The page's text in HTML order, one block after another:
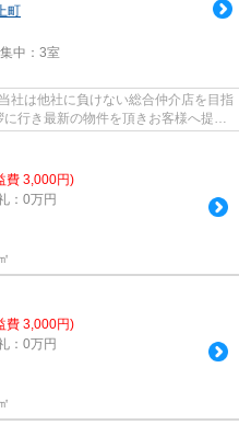
町
中： 3室
社は他社に負けない総合仲介店を目指
行き最新の物件を頂きお客様へ提供
費 3,000円)
：0万円
費 3,000円)
：0万円